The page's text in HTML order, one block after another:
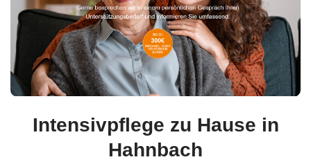
Intensivpflege zu Hause in
Hahnbach